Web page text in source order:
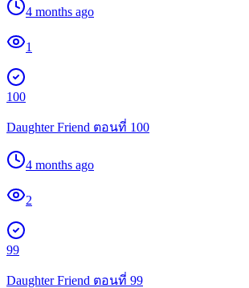
4 months ago
1
100
Daughter Friend ตอนที่ 100
4 months ago
2
99
Daughter Friend ตอนที่ 99